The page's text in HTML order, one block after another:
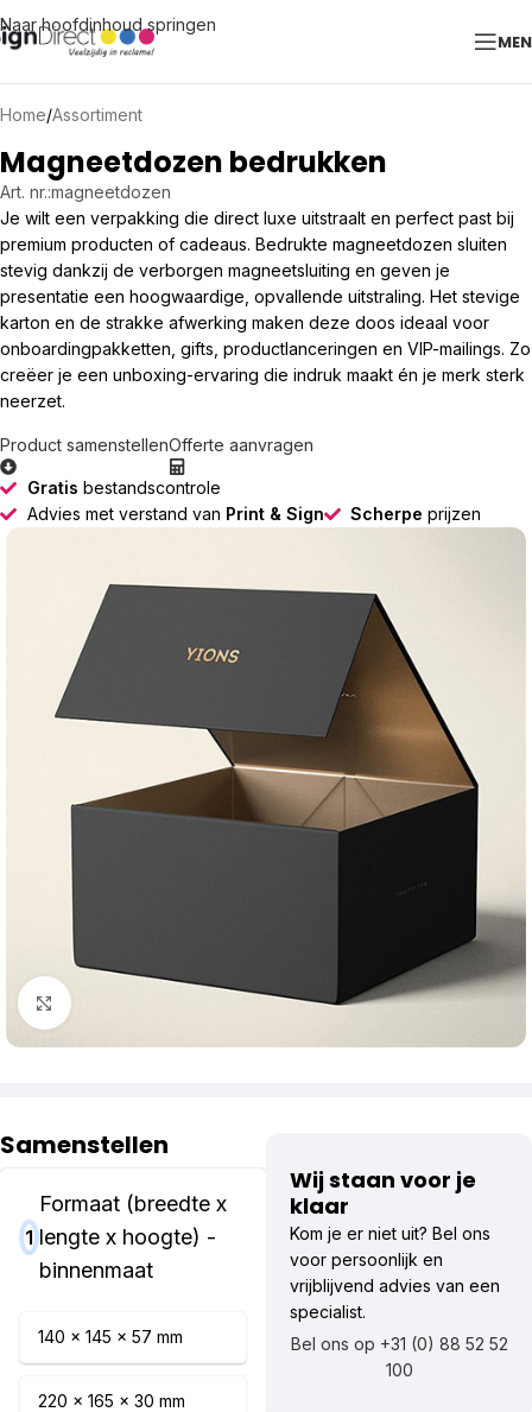
Naar hoofdinhoud springen
Home/Assortiment
Magneetdozen bedrukken
Art. nr.:magneetdozen
Je wilt een verpakking die direct luxe uitstraalt en perfect past bij
premium producten of cadeaus. Bedrukte magneetdozen sluiten
stevig dankzij de verborgen magneetsluiting en geven je
presentatie een hoogwaardige, opvallende uitstraling. Het stevige
karton en de strakke afwerking maken deze doos ideaal voor
onboardingpakketten, gifts, productlanceringen en VIP-mailings. Zo
creëer je een unboxing-ervaring die indruk maakt én je merk sterk
neerzet.
Product samenstellenOfferte aanvragen
Gratis bestandscontrole
Advies met verstand van Print & Sign Scherpe prijzen
Klik om te vergroten
Samenstellen
1
Formaat (breedte x
lengte x hoogte) -
binnenmaat
140 x 145 x 57 mm
220 x 165 x 30 mm
Wij staan voor je
klaar
Kom je er niet uit? Bel ons
voor persoonlijk en
vrijblijvend advies van een
specialist.
Bel ons op +31 (0) 88 52 52
100